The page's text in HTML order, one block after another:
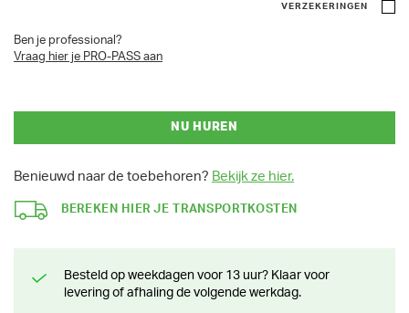
VERZEKERINGEN
Ben je professional?
Vraag hier je PRO-PASS aan
NU HUREN
Benieuwd naar de toebehoren? Bekijk ze hier.
BEREKEN HIER JE TRANSPORTKOSTEN
Besteld op weekdagen voor 13 uur? Klaar voor
levering of afhaling de volgende werkdag.